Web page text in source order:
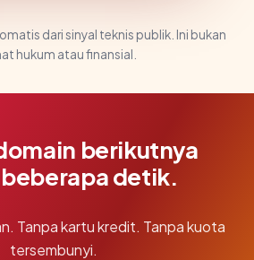
dari sinyal teknis publik. Ini bukan
hukum atau finansial.
berikutnya
detik.
Tanpa kartu kredit. Tanpa kuota
tersembunyi.